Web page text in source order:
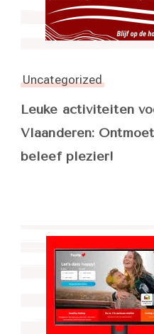
Uncategorized
Leuke activiteiten
Vlaanderen:
beleef plezier!